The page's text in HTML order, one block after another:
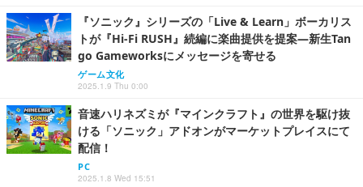
『ソニック』シリーズの「Live & Learn」ボーカリス
トが『Hi-Fi RUSH』続編に楽曲提供を提案―新生Tan
go Gameworksにメッセージを寄せる
ゲーム文化
2025.1.9 Thu 0:00
音速ハリネズミが『マインクラフト』の世界を駆け抜
ける「ソニック」アドオンがマーケットプレイスにて
配信！
PC
2025.1.8 Wed 15:51